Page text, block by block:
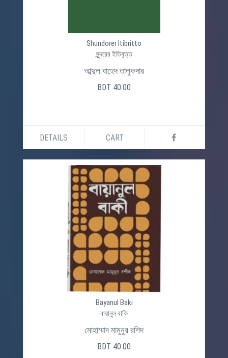
Shundorer Itibritto
সুন্দরের ইতিবৃত্ত
আব্দুল বাহেদ তালুকদার
BDT 40.00
DETAILS CART
Bayanul Baki
বায়ানুল বাকি
মোহাম্মাদ মামুনুর রশিদ
BDT 40.00